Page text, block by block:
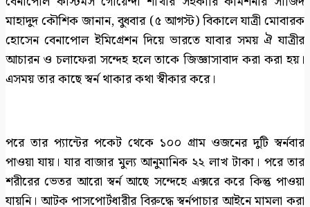
মাহাদুদ কৌশিক জানান, বুধবার (৫ আগস্ট) বিকালে যাত্রী মোবারক
হোসেন বেনাপোল ইমিগ্রেশন দিয়ে ভারতে যাবার সময় ঐ যাত্রীর
আচারন ও চলাফেরা সন্দেহ হলে তাকে জিজ্ঞাসাবাদ করা করা হয়।
এসময় তার কাছে স্বর্ন থাকার কথা স্বীকার করে।
পরে তার প্যান্টের পকেট থেকে ১০০ গ্রাম ওজনের দুটি স্বর্নবার
পাওয়া যায়। যার বাজার মুল্য আনুমানিক ২২ লাখ টাকা। পরে তার
শরীরের ভেতর আরো স্বর্ন আছে সন্দেহে এক্সরে করে কিন্তু পাওয়া
যায়নি। আটক পাসপোর্টধারীর বিরুদ্ধে স্বর্নপাচার আইনে মামলা করা